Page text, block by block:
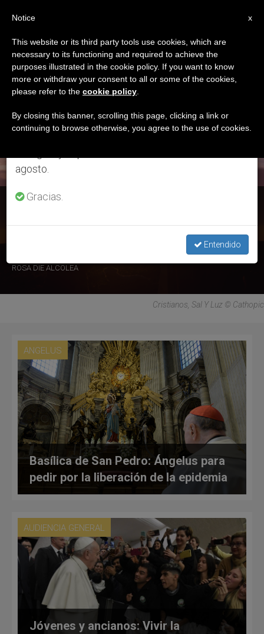
DÍA
Marzo 11th, 2020
ÚLTIMAS NOTICIAS
La Cuaresma, una ocasión “para ser reforzados en nuestra
ROSA DIE ALCOLEA
Cristianos, Sal Y Luz © Cathopic
ANGELUS
Basílica de San Pedro: Ángelus para
pedir por la liberación de la epidemia
AUDIENCIA GENERAL
Jóvenes y ancianos: Vivir la
×
Aviso importante
Del 27 de julio al 7 de agosto haremos la pausa
anual, aprovechando que en el periodo de verano
se generan menos informaciones y también el
agosto.
Gracias.
Entendido
x
Notice
This website or its third party tools use cookies, which are
necessary to its functioning and required to achieve the
purposes illustrated in the cookie policy. If you want to know
more or withdraw your consent to all or some of the cookies,
please refer to the cookie policy
By closing this banner, scrolling this page, clicking a link or
continuing to browse otherwise, you agree to the use of cookies.